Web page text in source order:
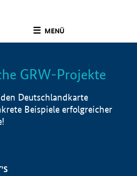
MENÜ
Info
GRW-Projekte
Deutschlandkarte
Beispiele erfolgreicher